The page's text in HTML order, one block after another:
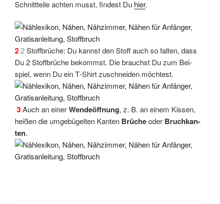
Schnitt­tei­le ach­ten musst, fin­dest Du hier.
22Stoff­brü­che: Du kannst den Stoff auch so fal­ten, dass
Du 2 Stoff­brü­che bekommst. Die brauchst Du zum Bei­
spiel, wenn Du ein T‑Shirt zuschnei­den möchtest.
3Auch an einerWen­de­öff­nung, z. B. an einem Kis­sen,
hei­ßen die umge­bü­gel­ten Kan­ten Brü­cheoder Bruch­kan­
ten.